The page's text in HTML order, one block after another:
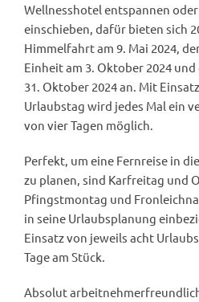
Wellnesshotel entspannen
einschieben, dafür bieten sich
Himmelfahrt am 9. Mai 2024,
Einheit am 3. Oktober 2024
31. Oktober 2024 an. Mit
Urlaubstag wird jedes Mal ein
von vier Tagen möglich.
Perfekt, um eine Fernreise in
zu planen, sind Karfreitag und
Pfingstmontag und
in seine Urlaubsplanung
Einsatz von jeweils acht
Tage am Stück.
Absolut